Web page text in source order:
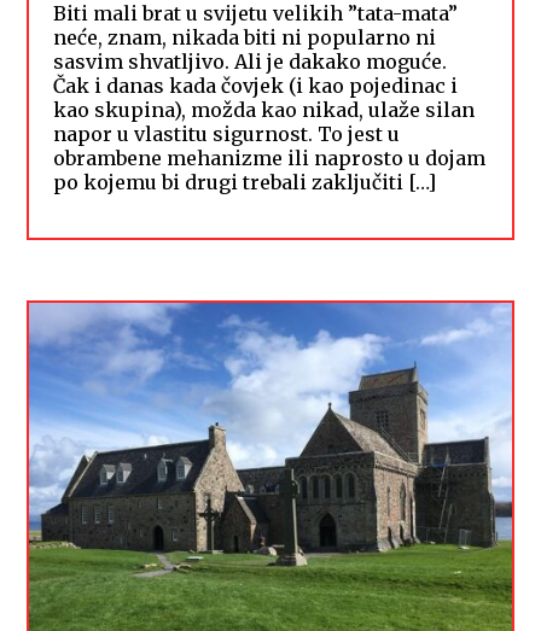
Biti mali brat u svijetu velikih ”tata-mata”
neće, znam, nikada biti ni popularno ni
sasvim shvatljivo. Ali je dakako moguće.
Čak i danas kada čovjek (i kao pojedinac i
kao skupina), možda kao nikad, ulaže silan
napor u vlastitu sigurnost. To jest u
obrambene mehanizme ili naprosto u dojam
po kojemu bi drugi trebali zaključiti […]